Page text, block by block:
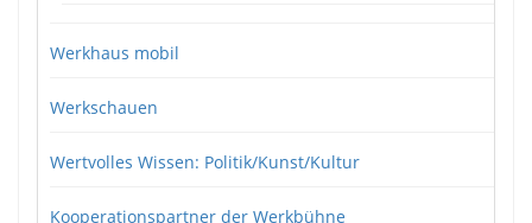
Werkhaus mobil
Werkschauen
Wertvolles Wissen: Politik/Kunst/Kultur
Kooperationspartner der Werkbühne